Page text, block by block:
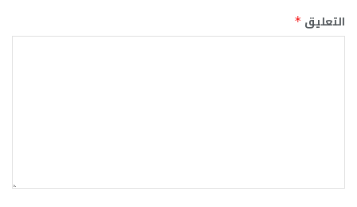
التعليق *